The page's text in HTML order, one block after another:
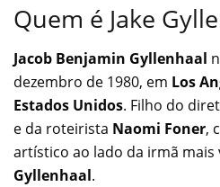
Quem é Jake
Jacob Benjamin Gyllenhaal
dezembro de 1980, em Los
Estados Unidos. Filho do
e da roteirista Naomi Foner,
artístico ao lado da irmã mais
Gyllenhaal.